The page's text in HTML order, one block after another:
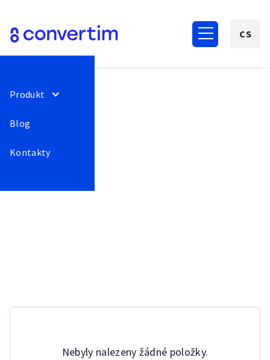
CS
Produkt
Blog
Kontakty
Nebyly nalezeny žádné položky.